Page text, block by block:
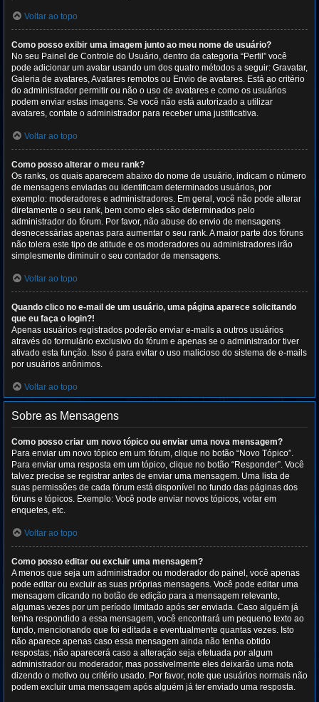
Voltar ao topo
Como posso exibir uma imagem junto ao meu nome de usuário?
No seu Painel de Controle do Usuário, dentro da categoria “Perfil” você
pode adicionar um avatar usando um dos quatro métodos a seguir: Gravatar,
Galeria de avatares, Avatares remotos ou Envio de avatares. Está ao critério
do administrador permitir ou não o uso de avatares e como os usuários
podem enviar estas imagens. Se você não está autorizado a utilizar
avatares, contate o administrador para receber uma justificativa.
Voltar ao topo
Como posso alterar o meu rank?
Os ranks, os quais aparecem abaixo do nome de usuário, indicam o número
de mensagens enviadas ou identificam determinados usuários, por
exemplo: moderadores e administradores. Em geral, você não pode alterar
diretamente o seu rank, bem como eles são determinados pelo
administrador do fórum. Por favor, não abuse do envio de mensagens
desnecessárias apenas para aumentar o seu rank. A maior parte dos fóruns
não tolera este tipo de atitude e os moderadores ou administradores irão
simplesmente diminuir o seu contador de mensagens.
Voltar ao topo
Quando clico no e-mail de um usuário, uma página aparece solicitando
que eu faça o login?!
Apenas usuários registrados poderão enviar e-mails a outros usuários
através do formulário exclusivo do fórum e apenas se o administrador tiver
ativado esta função. Isso é para evitar o uso malicioso do sistema de e-mails
por usuários anônimos.
Voltar ao topo
Sobre as Mensagens
Como posso criar um novo tópico ou enviar uma nova mensagem?
Para enviar um novo tópico em um fórum, clique no botão “Novo Tópico”.
Para enviar uma resposta em um tópico, clique no botão “Responder”. Você
talvez precise se registrar antes de enviar uma mensagem. Uma lista de
suas permissões de cada fórum está disponível no fundo das páginas dos
fóruns e tópicos. Exemplo: Você pode enviar novos tópicos, votar em
enquetes, etc.
Voltar ao topo
Como posso editar ou excluir uma mensagem?
A menos que seja um administrador ou moderador do painel, você apenas
pode editar ou excluir as suas próprias mensagens. Você pode editar uma
mensagem clicando no botão de edição para a mensagem relevante,
algumas vezes por um período limitado após ser enviada. Caso alguém já
tenha respondido a essa mensagem, você encontrará um pequeno texto ao
fundo, mencionando que foi editada e eventualmente quantas vezes. Isto
não aparece apenas caso essa mensagem ainda não tenha obtido
respostas; não aparecerá caso a alteração seja efetuada por algum
administrador ou moderador, mas possivelmente eles deixarão uma nota
dizendo o motivo ou critério usado. Por favor, note que usuários normais não
podem excluir uma mensagem após alguém já ter enviado uma resposta.